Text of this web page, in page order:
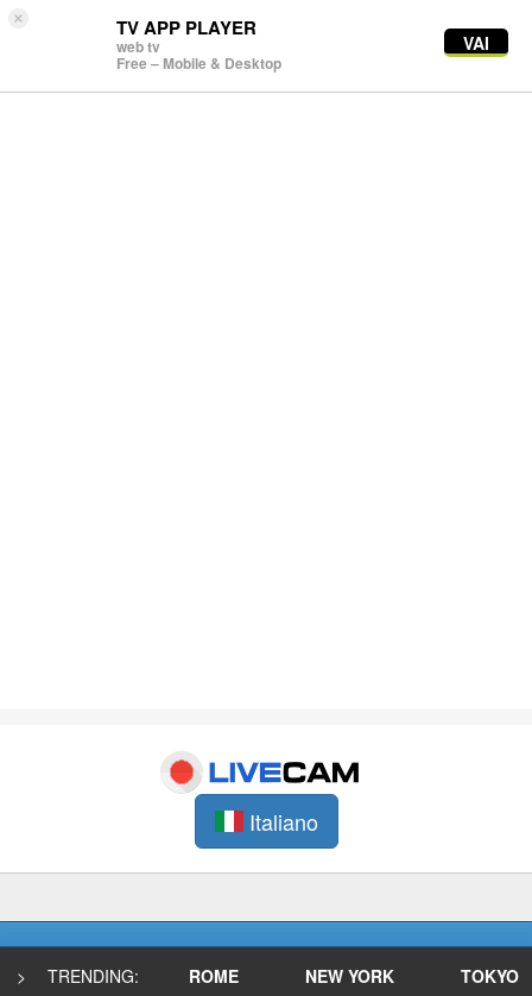
× TV APP PLAYER
web tv
Free – Mobile & Desktop
VAI
Italiano
> TRENDING: ROME NEW YORK TOKYO